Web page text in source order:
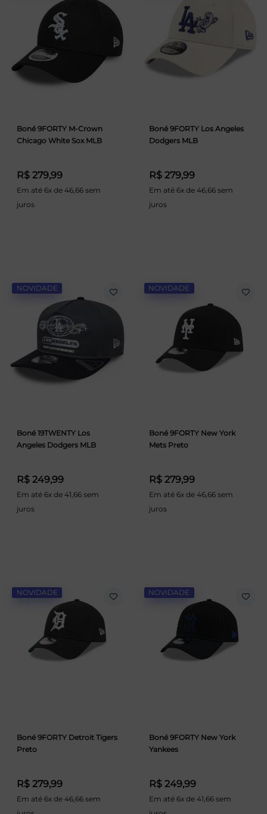
Boné 9FORTY M-Crown
Chicago White Sox MLB
R$ 279,99
Em até 6x de 46,66 sem
juros
Boné 9FORTY Los Angeles
Dodgers MLB
R$ 279,99
Em até 6x de 46,66 sem
juros
NOVIDADE
Boné 19TWENTY Los
Angeles Dodgers MLB
R$ 249,99
Em até 6x de 41,66 sem
juros
NOVIDADE
Boné 9FORTY New York
Mets Preto
R$ 279,99
Em até 6x de 46,66 sem
juros
NOVIDADE
Boné 9FORTY Detroit Tigers
Preto
R$ 279,99
Em até 6x de 46,66 sem
NOVIDADE
Boné 9FORTY New York
Yankees
R$ 249,99
Em até 6x de 41,66 sem